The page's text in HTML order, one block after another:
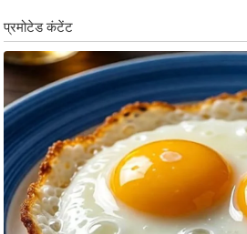
B
r
e
a
i
n
g
N